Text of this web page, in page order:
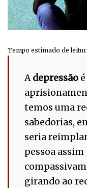
Tempo estimado de
Adepressão
temos uma
sabedorias,
seria
pessoa
girando ao